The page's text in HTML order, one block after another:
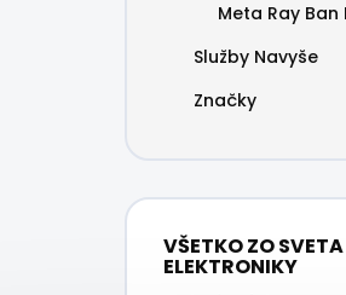
Meta Ray Ban
Služby Navyše
Značky
VŠETKO ZO SVETA
ELEKTRONIKY